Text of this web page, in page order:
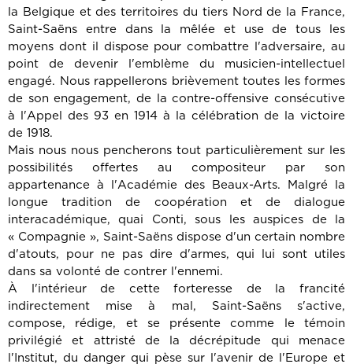
la Belgique et des territoires du tiers Nord de la France,
Saint-Saëns entre dans la mêlée et use de tous les
moyens dont il dispose pour combattre l'adversaire, au
point de devenir l'emblème du musicien-intellectuel
engagé. Nous rappellerons brièvement toutes les formes
de son engagement, de la contre-offensive consécutive
à l'Appel des 93 en 1914 à la célébration de la victoire
de 1918.
Mais nous nous pencherons tout particulièrement sur les
possibilités offertes au compositeur par son
appartenance à l'Académie des Beaux-Arts. Malgré la
longue tradition de coopération et de dialogue
interacadémique, quai Conti, sous les auspices de la
« Compagnie », Saint-Saëns dispose d'un certain nombre
d'atouts, pour ne pas dire d'armes, qui lui sont utiles
dans sa volonté de contrer l'ennemi.
À l'intérieur de cette forteresse de la francité
indirectement mise à mal, Saint-Saëns s'active,
compose, rédige, et se présente comme le témoin
privilégié et attristé de la décrépitude qui menace
l'Institut, du danger qui pèse sur l'avenir de l'Europe et